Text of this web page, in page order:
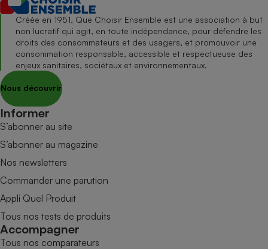
Créée en 1951, Que Choisir Ensemble est une association à but
non lucratif qui agit, en toute indépendance, pour défendre les
droits des consommateurs et des usagers, et promouvoir une
consommation responsable, accessible et respectueuse des
enjeux sanitaires, sociétaux et environnementaux.
Nous découvrir
Informer
S’abonner au site
S’abonner au magazine
Nos newsletters
Commander une parution
Appli Quel Produit
Tous nos tests de produits
Accompagner
Tous nos comparateurs